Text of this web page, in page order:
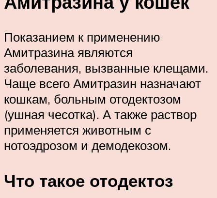
Показанием к применению
Амитразина являются
заболевания, вызванные клещами.
Чаще всего Амитразин назначают
кошкам, больным отодектозом
(ушная чесотка). А также раствор
применяется животным с
нотоэдрозом и демодекозом.
Что такое отодектоз